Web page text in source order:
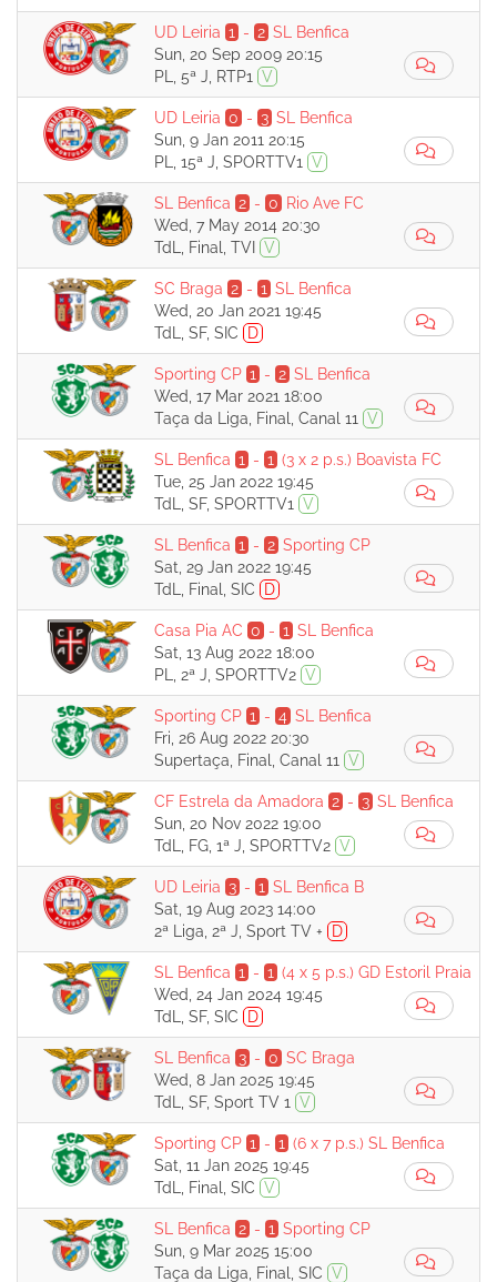
UD Leiria 1 - 2 SL Benfica
Sun, 20 Sep 2009 20:15
PL, 5ª J, RTP1
V
UD Leiria 0 - 3 SL Benfica
Sun, 9 Jan 2011 20:15
PL, 15ª J, SPORTTV1
V
SL Benfica 2 - 0
Rio Ave FC
Wed, 7 May 2014 20:30
TdL, Final, TVI
V
SC Braga 2 - 1 SL Benfica
Wed, 20 Jan 2021 19:45
TdL, SF, SIC
D
Sporting CP 1 - 2 SL Benfica
Wed, 17 Mar 2021 18:00
Taça da Liga, Final, Canal 11
V
SL Benfica 1 - 1 (3 x 2 p.s.) Boavista FC
Tue, 25 Jan 2022 19:45
TdL, SF, SPORTTV1
V
SL Benfica 1 - 2 Sporting CP
Sat, 29 Jan 2022 19:45
TdL, Final, SIC
D
Casa Pia AC 0 - 1 SL Benfica
Sat, 13 Aug 2022 18:00
PL, 2ª J, SPORTTV2 V
Sporting CP 1 - 4 SL Benfica
Fri, 26 Aug 2022 20:30
Supertaça, Final, Canal 11
V
CF Estrela da Amadora 2 - 3 SL Benfica
Sun, 20 Nov 2022 19:00
TdL, FG, 1ª J, SPORTTV2 V
UD Leiria 3 - 1 SL Benfica B
Sat, 19 Aug 2023 14:00
2ª Liga, 2ª J, Sport TV +
D
SL Benfica 1 - 1 (4 x 5 p.s.) GD Estoril Praia
Wed, 24 Jan 2024 19:45
TdL, SF, SIC
D
SL Benfica 3 - 0 SC Braga
Wed, 8 Jan 2025 19:45
TdL, SF, Sport TV 1
V
Sporting CP 1 - 1 (6 x 7 p.s.) SL Benfica
Sat, 11 Jan 2025 19:45
TdL, Final, SIC V
SL Benfica 2 - 1 Sporting CP
Sun, 9 Mar 2025 15:00
Taça da Liga, Final, SIC V